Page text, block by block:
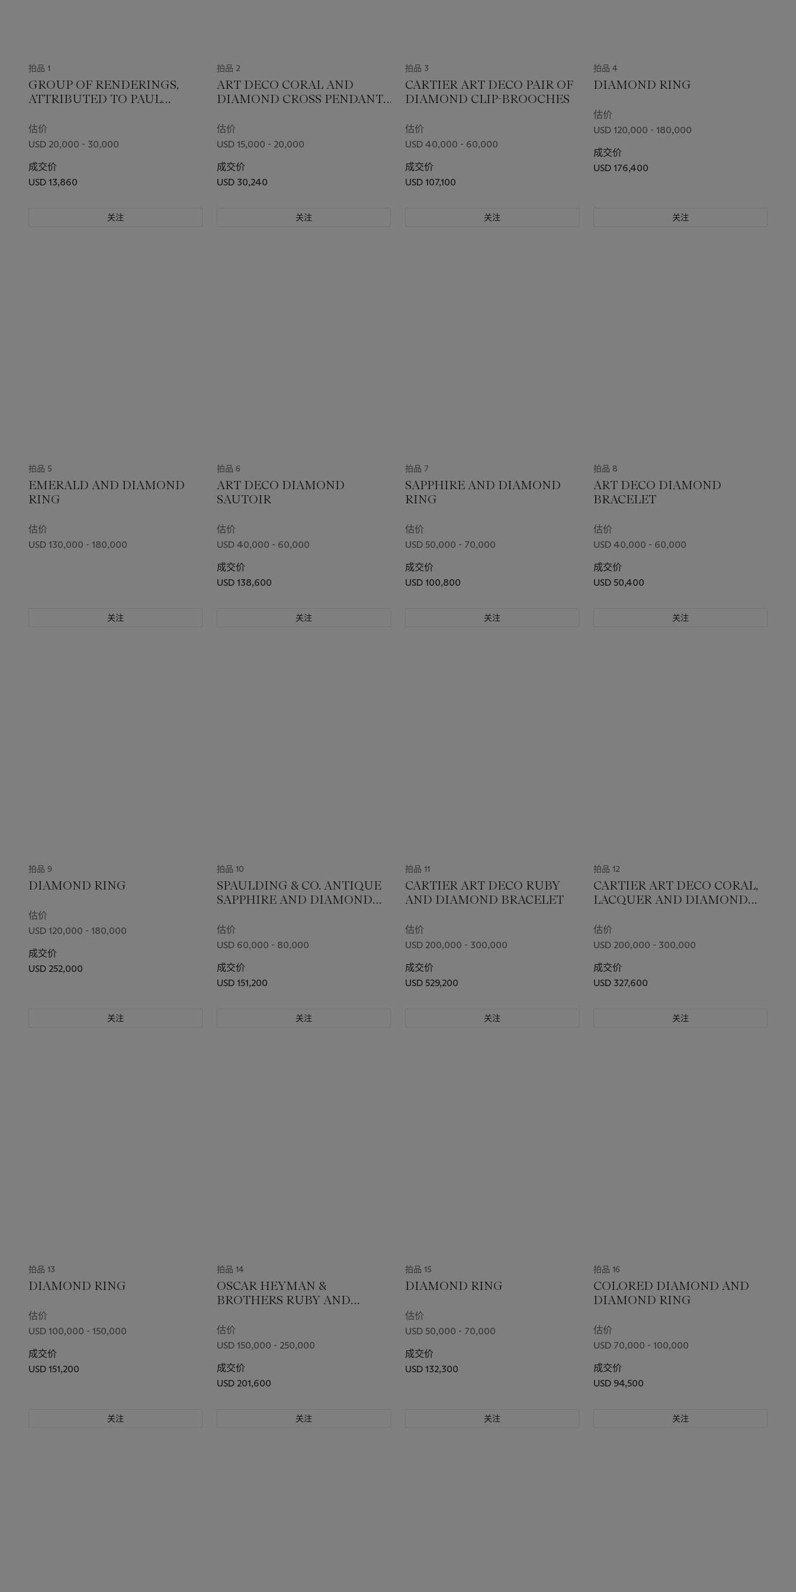
拍品 1
GROUP OF RENDERINGS,
ATTRIBUTED TO PAUL
估价
USD 20,000 - 30,000
成交价
USD 13,860
关注
拍品 2
ART DECO CORAL AND
DIAMOND CROSS PENDANT-
估价
USD 15,000 - 20,000
成交价
USD 30,240
关注
拍品 3
CARTIER ART DECO PAIR OF
DIAMOND CLIP-BROOCHES
估价
USD 40,000 - 60,000
成交价
USD 107,100
关注
拍品 4
DIAMOND RING
估价
USD 120,000 - 180,000
成交价
USD 176,400
关注
拍品 5
EMERALD AND DIAMOND
RING
估价
USD 130,000 - 180,000
关注
拍品 6
ART DECO DIAMOND
SAUTOIR
估价
USD 40,000 - 60,000
成交价
USD 138,600
关注
拍品 7
SAPPHIRE AND DIAMOND
RING
估价
USD 50,000 - 70,000
成交价
USD 100,800
关注
拍品 8
ART DECO DIAMOND
BRACELET
估价
USD 40,000 - 60,000
成交价
USD 50,400
关注
拍品 9
DIAMOND RING
估价
USD 120,000 - 180,000
成交价
USD 252,000
关注
拍品 10
SPAULDING & CO. ANTIQUE
SAPPHIRE AND DIAMOND
估价
USD 60,000 - 80,000
成交价
USD 151,200
关注
拍品 11
CARTIER ART DECO RUBY
AND DIAMOND BRACELET
估价
USD 200,000 - 300,000
成交价
USD 529,200
关注
拍品 12
CARTIER ART DECO CORAL,
LACQUER AND DIAMOND
估价
USD 200,000 - 300,000
成交价
USD 327,600
关注
拍品 13
DIAMOND RING
估价
USD 100,000 - 150,000
成交价
USD 151,200
关注
拍品 14
OSCAR HEYMAN &
BROTHERS RUBY AND
估价
USD 150,000 - 250,000
成交价
USD 201,600
关注
拍品 15
DIAMOND RING
估价
USD 50,000 - 70,000
成交价
USD 132,300
关注
拍品 16
COLORED DIAMOND AND
DIAMOND RING
估价
USD 70,000 - 100,000
成交价
USD 94,500
关注